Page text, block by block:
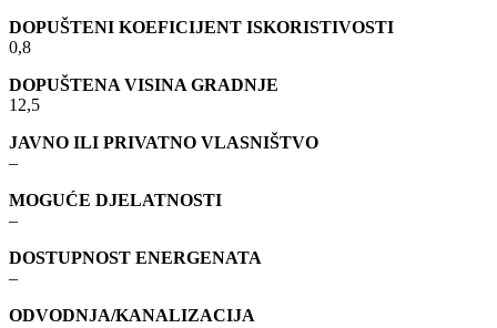
DOPUŠTENI KOEFICIJENT ISKORISTIVOSTI
0,8
DOPUŠTENA VISINA GRADNJE
12,5
JAVNO ILI PRIVATNO VLASNIŠTVO
–
MOGUĆE DJELATNOSTI
–
DOSTUPNOST ENERGENATA
–
ODVODNJA/KANALIZACIJA